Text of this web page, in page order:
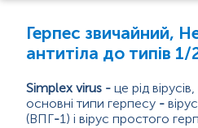
Дослідження сперми
Інфекційні
Герпес звичайний,
антитіла до типів 1/
Simplex virus - це рід
основні типи герпесу -
(ВПГ-1) і вірус простого